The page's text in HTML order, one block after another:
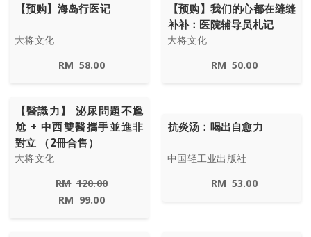
【预购】海岛行医记
大将文化
RM 58.00
【预购】我们的心都在缝缝
补补：医院辅导员札记
大将文化
RM 50.00
【醫識力】 泌尿問題不尷
尬 + 中西雙醫攜手並進非
對立 （2冊合售）
大将文化
RM 120.00
RM 99.00
抗炎汤：喝出自愈力
中国轻工业出版社
RM 53.00